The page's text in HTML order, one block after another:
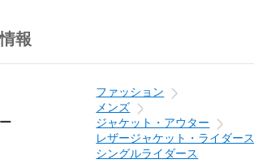
報
ファッション
メンズ
ジャケット・アウター
レザージャケット・ライダース
シングルライダース